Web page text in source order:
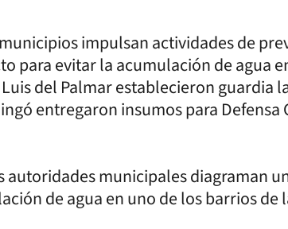
impulsan actividades de
para evitar la acumulación de agua
del Palmar establecieron guardia
entregaron insumos para Defensa
autoridades municipales diagraman
de agua en uno de los barrios de